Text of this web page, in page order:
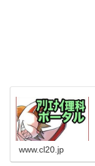
www.cl20.jp